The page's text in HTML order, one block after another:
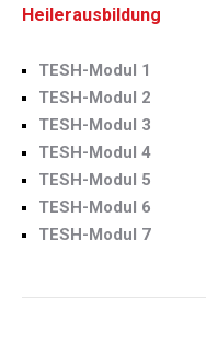
Heilerausbildung
TESH-Modul 1
TESH-Modul 2
TESH-Modul 3
TESH-Modul 4
TESH-Modul 5
TESH-Modul 6
TESH-Modul 7